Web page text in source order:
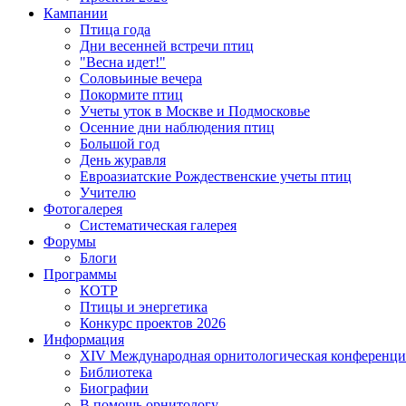
Кампании
Птица года
Дни весенней встречи птиц
"Весна идет!"
Соловьиные вечера
Покормите птиц
Учеты уток в Москве и Подмосковье
Осенние дни наблюдения птиц
Большой год
День журавля
Евроазиатские Рождественские учеты птиц
Учителю
Фотогалерея
Систематическая галерея
Форумы
Блоги
Программы
КОТР
Птицы и энергетика
Конкурс проектов 2026
Информация
XIV Международная орнитологическая
Библиотека
Биографии